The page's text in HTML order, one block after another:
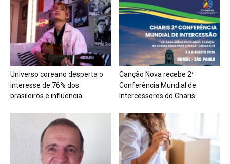
Universo coreano desperta o
interesse de 76% dos
brasileiros e influencia...
Canção Nova recebe 2ª
Conferência Mundial de
Intercessores do Charis